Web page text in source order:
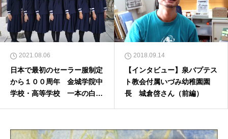
2021.08.06
日本で最初のセーラー服制定
から１００周年 金城学院中
学校・高等学校 一本の白線
2018.09.14
【インタビュー】泉バプテス
ト教会付属いづみ幼稚園園
長 城倉啓さん（前編）